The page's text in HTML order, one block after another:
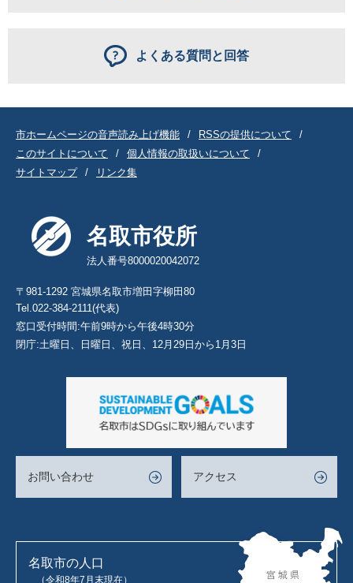
よくある質問と回答
市ホームページの音声読み上げ機能
RSSの提供について
このサイトについて
個人情報の取扱いについて
サイトマップ
リンク集
名取市役所
法人番号8000020042072
〒981-1292 宮城県名取市増田字柳田80
Tel.022-384-2111(代表)
窓口受付時間:午前9時から午後4時30分
閉庁:土曜日、日曜日、祝日、12月29日から1月3日
お問い合わせ アクセス
名取市の人口
（令和8年7月末現在）